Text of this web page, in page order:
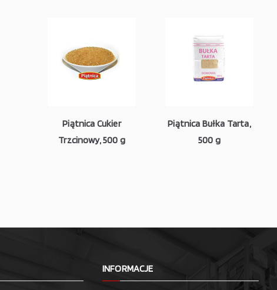
Piątnica Cukier
Trzcinowy, 500 g
Piątnica Bułka Tarta,
500 g
INFORMACJE